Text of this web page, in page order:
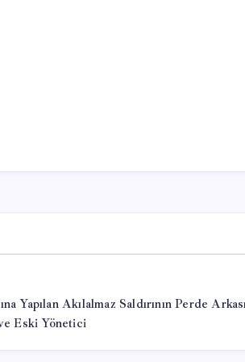
Yapılan Akılalmaz Saldırının Perde
Eski Yönetici